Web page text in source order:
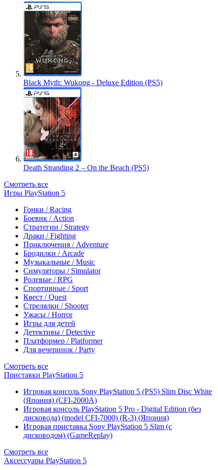
Black Myth: Wukong - Deluxe Edition (PS5)
Death Stranding 2 – On the Beach (PS5)
Смотреть все
Игры PlayStation 5
Гонки / Racing
Боевик / Action
Стратегии / Strategy
Драки / Fighting
Приключения / Adventure
Бродилки / Arcade
Музыкальные / Music
Симуляторы / Simulator
Ролевые / RPG
Спортивные / Sport
Квест / Quest
Стрелялки / Shooter
Ужасы / Horror
Игры для детей
Детективы / Detective
Платформер / Platformer
Для вечеринок / Party
Смотреть все
Приставки PlayStation 5
Игровая консоль Sony PlayStation 5 (PS5) Slim Disc White
(Япония) (CFI-2000A)
Игровая консоль PlayStation 5 Pro - Digital Edition (без
дисковода) (model CFI-7000) (R-3) (Япония)
Игровая приставка Sony PlayStation 5 Slim (с
дисководом) (GameReplay)
Смотреть все
Аксессуары PlayStation 5